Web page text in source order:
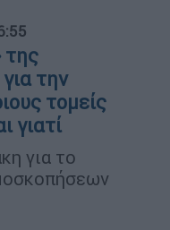
της
την
τομείς
γιατί
για το